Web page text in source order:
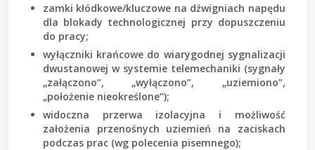
zamki kłódkowe/kluczowe na dźwigniach napędu
dla blokady technologicznej przy dopuszczeniu
do pracy;
wyłączniki krańcowe do wiarygodnej sygnalizacji
dwustanowej w systemie telemechaniki (sygnały
„załączono”, „wyłączono”, „uziemiono”,
„położenie nieokreślone”);
widoczna przerwa izolacyjna i możliwość
założenia przenośnych uziemień na zaciskach
podczas prac (wg polecenia pisemnego);